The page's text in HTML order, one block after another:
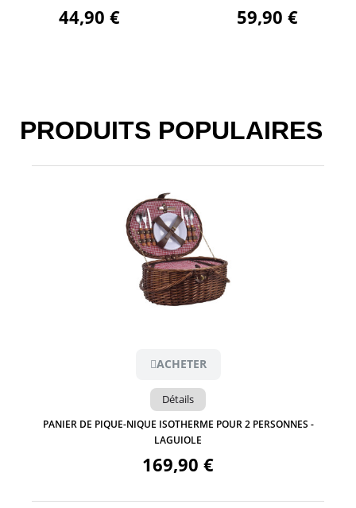
44,90 € 59,90 €
PRODUITS POPULAIRES​
Aperçu
ACHETER
Détails
PANIER DE PIQUE-NIQUE ISOTHERME POUR 2 PERSONNES -
LAGUIOLE
169,90 €